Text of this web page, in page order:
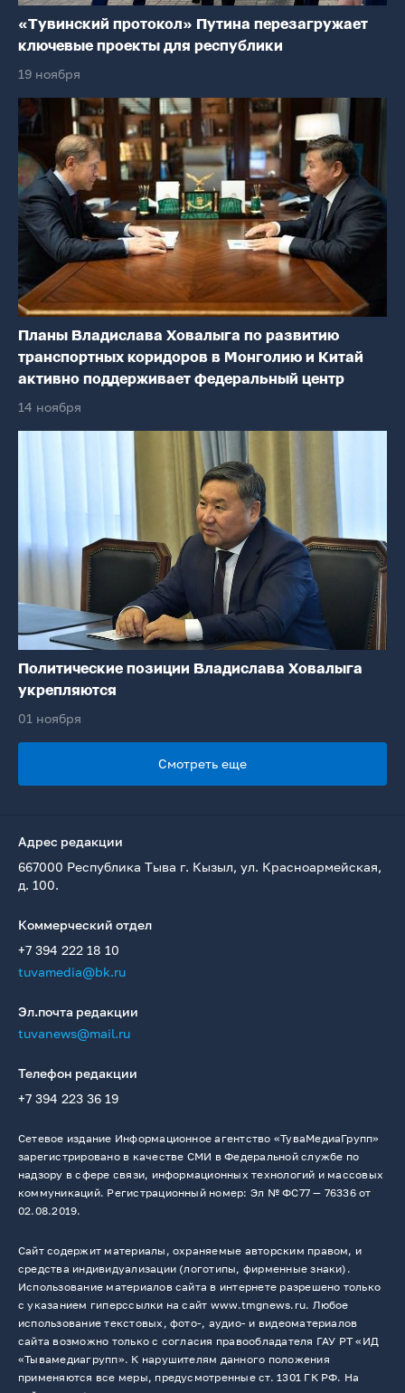
«Тувинский протокол» Путина перезагружает
ключевые проекты для республики
19 ноября
Планы Владислава Ховалыга по развитию
транспортных коридоров в Монголию и Китай
активно поддерживает федеральный центр
14 ноября
Политические позиции Владислава Ховалыга
укрепляются
01 ноября
Смотреть еще
Адрес редакции
667000 Республика Тыва г. Кызыл, ул. Красноармейская,
д. 100.
Коммерческий отдел
+7 394 222 18 10
tuvamedia@bk.ru
Эл.почта редакции
tuvanews@mail.ru
Телефон редакции
+7 394 223 36 19
Сетевое издание Информационное агентство «ТуваМедиаГрупп»
зарегистрировано в качестве СМИ в Федеральной службе по
надзору в сфере связи, информационных технологий и массовых
коммуникаций. Регистрационный номер: Эл № ФС77 — 76336 от
02.08.2019.
Сайт содержит материалы, охраняемые авторским правом, и
средства индивидуализации (логотипы, фирменные знаки).
Использование материалов сайта в интернете разрешено только
с указанием гиперссылки на сайт www.tmgnews.ru. Любое
использование текстовых, фото-, аудио- и видеоматериалов
сайта возможно только с согласия правообладателя ГАУ РТ «ИД
«Тывамедиагрупп». К нарушителям данного положения
применяются все меры, предусмотренные ст. 1301 ГК РФ. На